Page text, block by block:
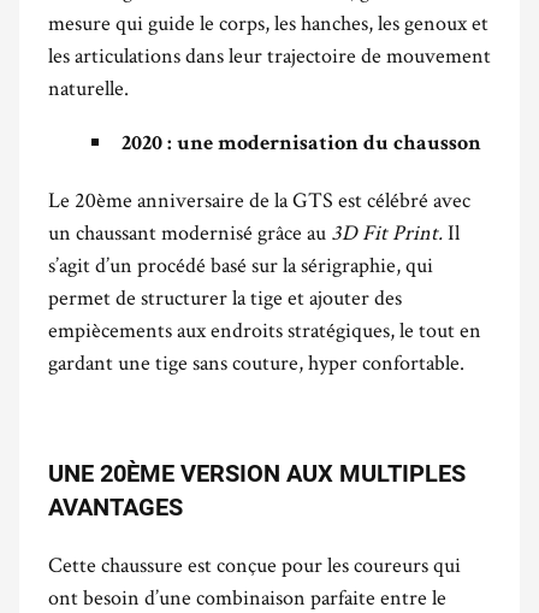
mesure qui guide le corps, les hanches, les genoux et
les articulations dans leur trajectoire de mouvement
naturelle.
2020 : une modernisation du chausson
Le 20ème anniversaire de la GTS est célébré avec
un chaussant modernisé grâce au 3D Fit Print.Il
s’agit d’un procédé basé sur la sérigraphie, qui
permet de structurer la tige et ajouter des
empiècements aux endroits stratégiques, le tout en
gardant une tige sans couture, hyper confortable.
UNE 20ÈME VERSION AUX MULTIPLES
AVANTAGES
Cette chaussure est conçue pour les coureurs qui
ont besoin d’une combinaison parfaite entre le